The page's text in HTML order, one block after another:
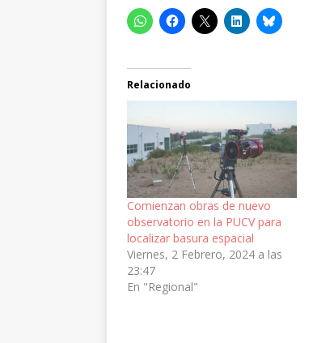
Relacionado
Comienzan obras de nuevo
observatorio en la PUCV para
localizar basura espacial
Viernes, 2 Febrero, 2024 a las
23:47
En "Regional"